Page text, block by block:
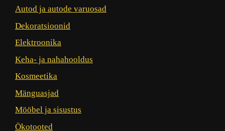
Autod ja autode varuosad
Dekoratsioonid
Elektroonika
Keha- ja nahahooldus
Kosmeetika
Mänguasjad
Mööbel ja sisustus
Ökotooted